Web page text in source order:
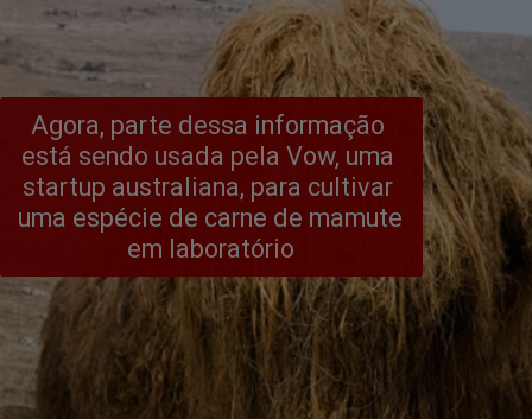
Agora, parte dessa informação
está sendo usada pela Vow, uma
startup australiana, para cultivar
uma espécie de carne de mamute
em laboratório